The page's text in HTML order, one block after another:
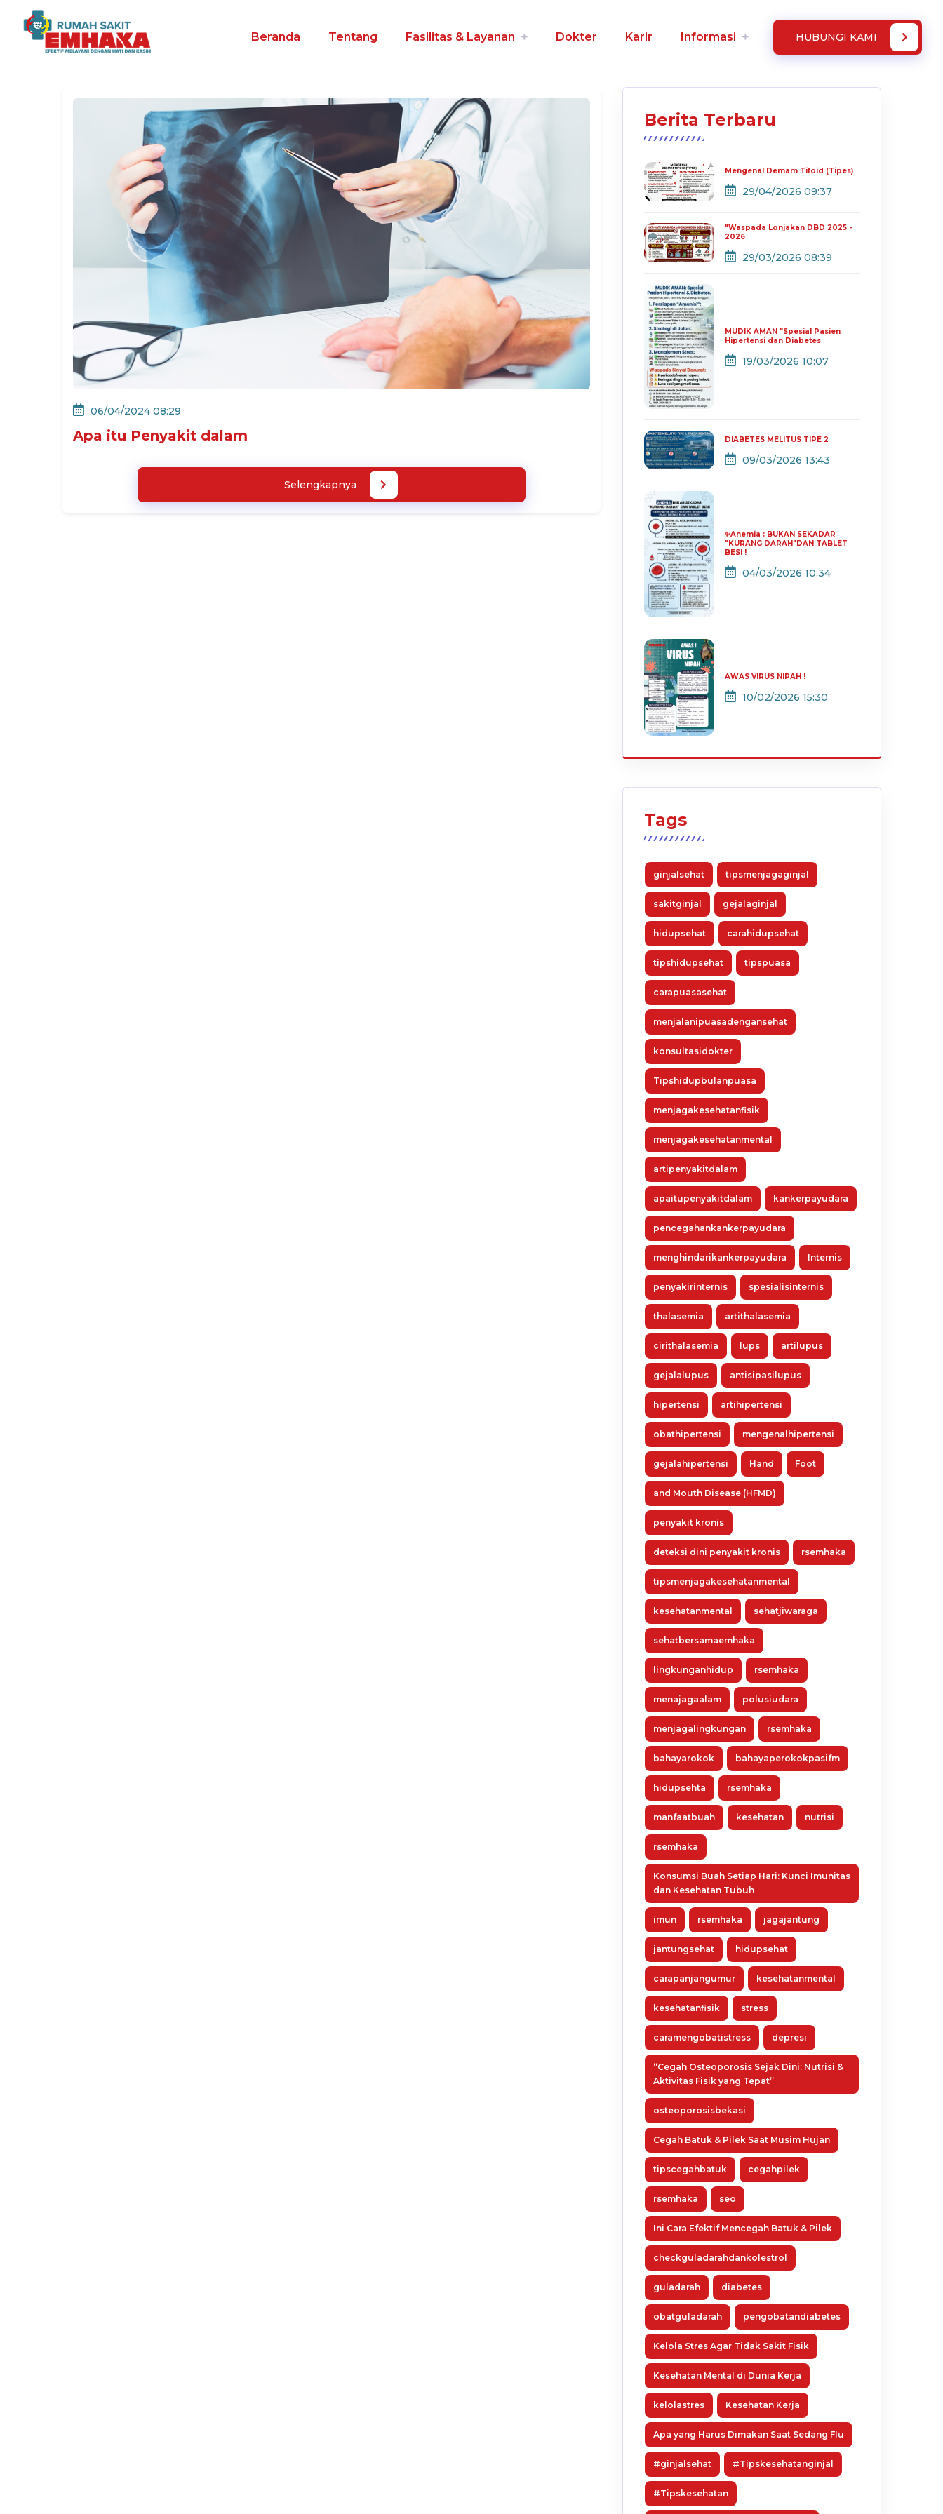
HUBUNGI KAMI
Beranda Tentang Fasilitas & Layanan Dokter Karir Informasi
06/04/2024 08:29
Apa itu Penyakit dalam
Selengkapnya
Berita Terbaru
Mengenal Demam Tifoid (Tipes)
29/04/2026 09:37
"Waspada Lonjakan DBD 2025 -
2026
29/03/2026 08:39
MUDIK AMAN "Spesial Pasien
Hipertensi dan Diabetes
19/03/2026 10:07
DIABETES MELITUS TIPE 2
09/03/2026 13:43
✨Anemia : BUKAN SEKADAR
"KURANG DARAH"DAN TABLET
BESI !
04/03/2026 10:34
AWAS VIRUS NIPAH !
10/02/2026 15:30
Tags
ginjalsehat tipsmenjagaginjal
sakitginjal gejalaginjal
hidupsehat carahidupsehat
tipshidupsehat tipspuasa
carapuasasehat
menjalanipuasadengansehat
konsultasidokter
Tipshidupbulanpuasa
menjagakesehatanfisik
menjagakesehatanmental
artipenyakitdalam
apaitupenyakitdalam kankerpayudara
pencegahankankerpayudara
menghindarikankerpayudara Internis
penyakirinternis spesialisinternis
thalasemia artithalasemia
cirithalasemia lups artilupus
gejalalupus antisipasilupus
hipertensi artihipertensi
obathipertensi mengenalhipertensi
gejalahipertensi Hand Foot
and Mouth Disease (HFMD)
penyakit kronis
deteksi dini penyakit kronis rsemhaka
tipsmenjagakesehatanmental
kesehatanmental sehatjiwaraga
sehatbersamaemhaka
lingkunganhidup rsemhaka
menajagaalam polusiudara
menjagalingkungan rsemhaka
bahayarokok bahayaperokokpasifm
hidupsehta rsemhaka
manfaatbuah kesehatan nutrisi
rsemhaka
Konsumsi Buah Setiap Hari: Kunci Imunitas
dan Kesehatan Tubuh
imun rsemhaka jagajantung
jantungsehat hidupsehat
carapanjangumur kesehatanmental
kesehatanfisik stress
caramengobatistress depresi
“Cegah Osteoporosis Sejak Dini: Nutrisi &
Aktivitas Fisik yang Tepat”
osteoporosisbekasi
Cegah Batuk & Pilek Saat Musim Hujan
tipscegahbatuk cegahpilek
rsemhaka seo
Ini Cara Efektif Mencegah Batuk & Pilek
checkguladarahdankolestrol
guladarah diabetes
obatguladarah pengobatandiabetes
Kelola Stres Agar Tidak Sakit Fisik
Kesehatan Mental di Dunia Kerja
kelolastres Kesehatan Kerja
Apa yang Harus Dimakan Saat Sedang Flu
#ginjalsehat #Tipskesehatanginjal
#Tipskesehatan